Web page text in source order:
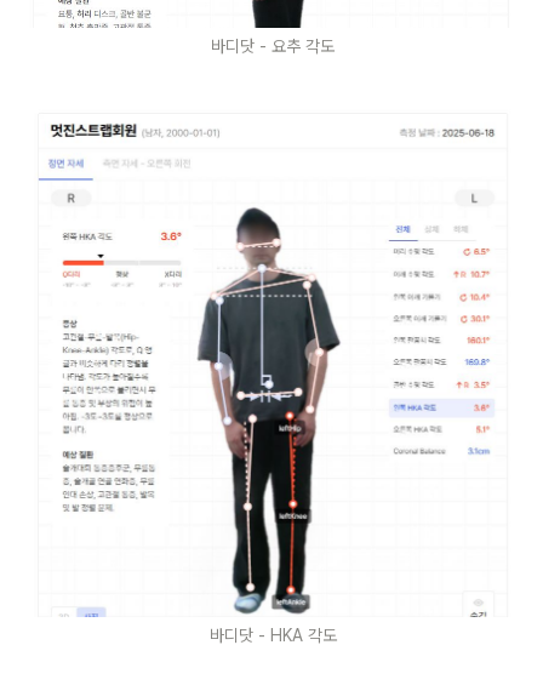
바디닷 - 요추 각도
바디닷 - HKA 각도